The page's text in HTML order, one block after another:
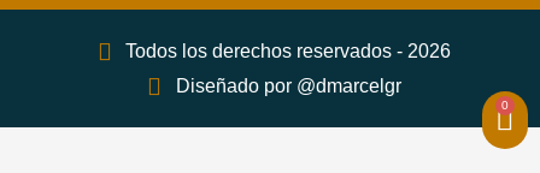
0
Todos los derechos reservados - 2026
Diseñado por @dmarcelgr